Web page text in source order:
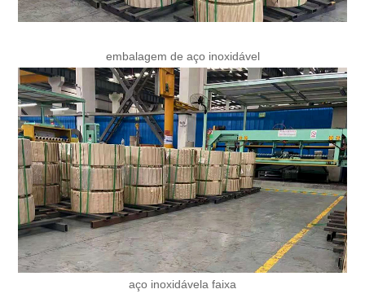
embalagem de aço inoxidável
aço inoxidávela faixa